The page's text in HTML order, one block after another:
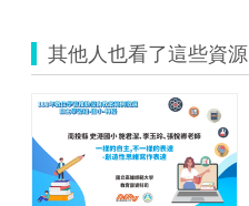
其他人也看了這些資源